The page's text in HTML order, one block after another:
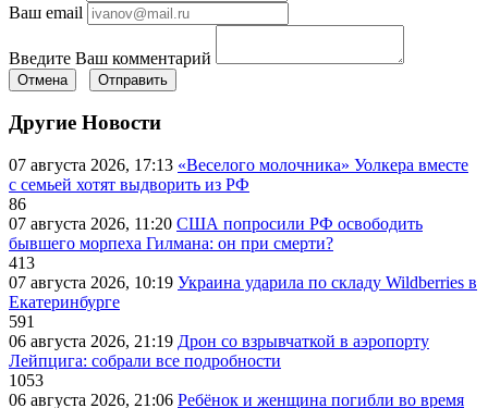
Ваш email
Введите Ваш комментарий
Отмена Отправить
Другие Новости
07 августа 2026, 17:13 «Веселого молочника» Уолкера вместе
с семьей хотят выдворить из РФ
86
07 августа 2026, 11:20 США попросили РФ освободить
бывшего морпеха Гилмана: он при смерти?
413
07 августа 2026, 10:19 Украина ударила по складу Wildberries в
Екатеринбурге
591
06 августа 2026, 21:19 Дрон со взрывчаткой в аэропорту
Лейпцига: собрали все подробности
1053
06 августа 2026, 21:06 Ребёнок и женщина погибли во время